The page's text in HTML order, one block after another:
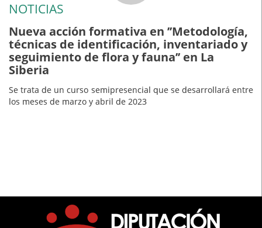
NOTICIAS
Nueva acción formativa en ’’Metodología,
técnicas de identificación, inventariado y
seguimiento de flora y fauna’’ en La
Siberia
Se trata de un curso semipresencial que se desarrollará entre
los meses de marzo y abril de 2023